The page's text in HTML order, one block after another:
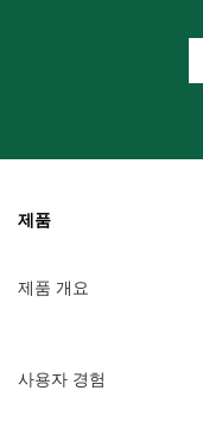
제품
제품 개요
사용자 경험